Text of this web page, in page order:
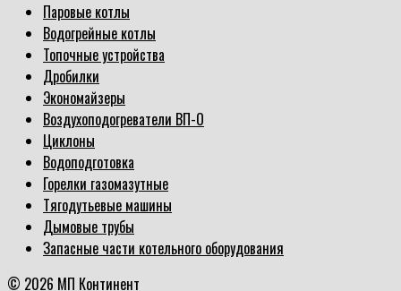
Паровые котлы
Водогрейные котлы
Топочные устройства
Дробилки
Экономайзеры
Воздухоподогреватели ВП-О
Циклоны
Водоподготовка
Горелки газомазутные
Тягодутьевые машины
Дымовые трубы
Запасные части котельного оборудования
© 2026 МП Континент